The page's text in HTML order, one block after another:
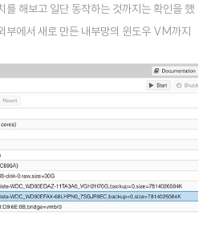
해보고 일단 동작하는 것까지는 확인을 했
에서 새로 만든 내부망의 윈도우 VM까지
서는 해당 공인ip의 VM에 원격이 잘 안되더
접근하면되구요..일단 해결이 안되어서 제일
스위치를 하나 주문해 두었습니다.그리고 op
거의 동일하다고 하는 pfsense 로 바꿔보
만을 위해 정리 해두려고 합니다.Proxmox
는 3기가로 잡으라고 안내가 있었는데 pfsen